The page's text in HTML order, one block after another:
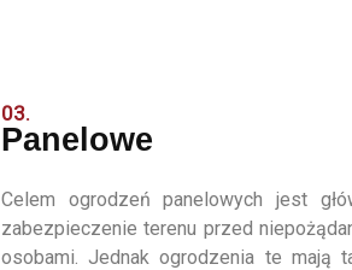
03.
Panelowe
Celem ogrodzeń panelowych jest
zabezpieczenie terenu przed
osobami. Jednak ogrodzenia te mają